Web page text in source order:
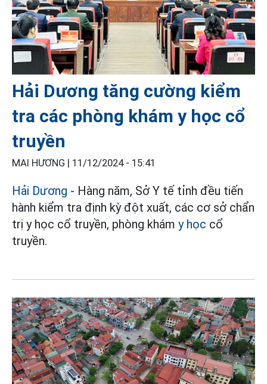
Hải Dương tăng cường kiểm
tra các phòng khám y học cổ
truyền
MAI HƯƠNG | 11/12/2024 - 15:41
Hải Dương - Hàng năm, Sở Y tế tỉnh đều tiến
hành kiểm tra định kỳ đột xuất, các cơ sở chẩn
trị y học cổ truyền, phòng khám y học cổ
truyền.